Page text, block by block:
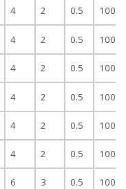
4 2 0.5 100
4 2 0.5 100
4 2 0.5 100
4 2 0.5 100
4 2 0.5 100
4 2 0.5 100
6 3 0.5 100